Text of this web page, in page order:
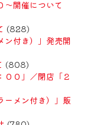
～開催について
(828)
ン付き）」発売開
(808)
００」／閉店「２
ーメン付き）」販